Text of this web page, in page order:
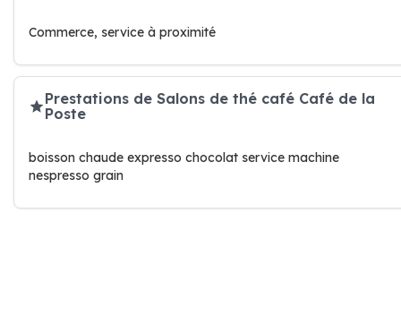
Commerce, service à proximité
Prestations de Salons de thé café Café de la
Poste
boisson chaude expresso chocolat service machine
nespresso grain